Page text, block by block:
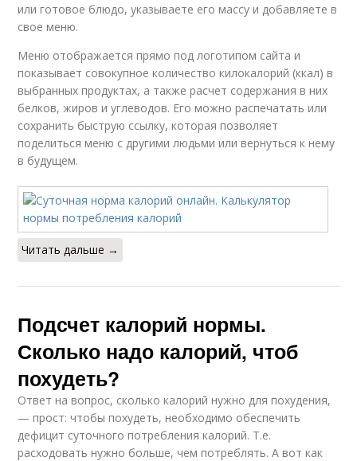
или готовое блюдо, указываете его массу и добавляете в
свое меню.
Меню отображается прямо под логотипом сайта и
показывает совокупное количество килокалорий (ккал) в
выбранных продуктах, а также расчет содержания в них
белков, жиров и углеводов. Его можно распечатать или
сохранить быструю ссылку, которая позволяет
поделиться меню с другими людьми или вернуться к нему
в будущем.
Читать дальше →
Подсчет калорий нормы.
Сколько надо калорий, чтоб
похудеть?
Ответ на вопрос, сколько калорий нужно для похудения,
— прост: чтобы похудеть, необходимо обеспечить
дефицит суточного потребления калорий. Т.е.
расходовать нужно больше, чем потреблять. А вот как